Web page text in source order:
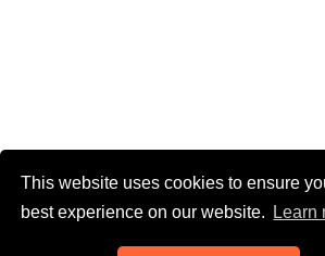
This website uses cookies to ensure
best experience on our website.
Learn